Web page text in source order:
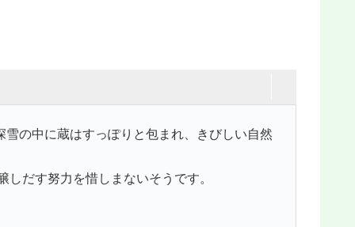
の中に蔵はすっぽりと包まれ、きびしい自然
だす努力を惜しまないそうです。